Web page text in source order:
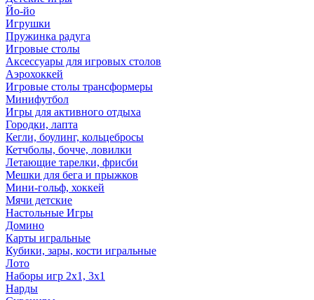
Йо-йо
Игрушки
Пружинка радуга
Игровые столы
Аксессуары для игровых столов
Аэрохоккей
Игровые столы трансформеры
Минифутбол
Игры для активного отдыха
Городки, лапта
Кегли, боулинг, кольцебросы
Кетчболы, бочче, ловилки
Летающие тарелки, фрисби
Мешки для бега и прыжков
Мини-гольф, хоккей
Мячи детские
Настольные Игры
Домино
Карты игральные
Кубики, зары, кости игральные
Лото
Наборы игр 2х1, 3х1
Нарды